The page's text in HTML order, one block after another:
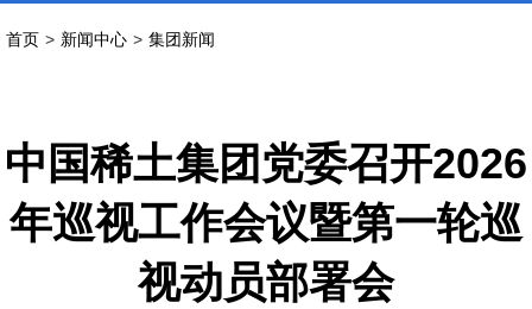
首页 > 新闻中心 > 集团新闻
中国稀土集团党委召开2026
年巡视工作会议暨第一轮巡
视动员部署会